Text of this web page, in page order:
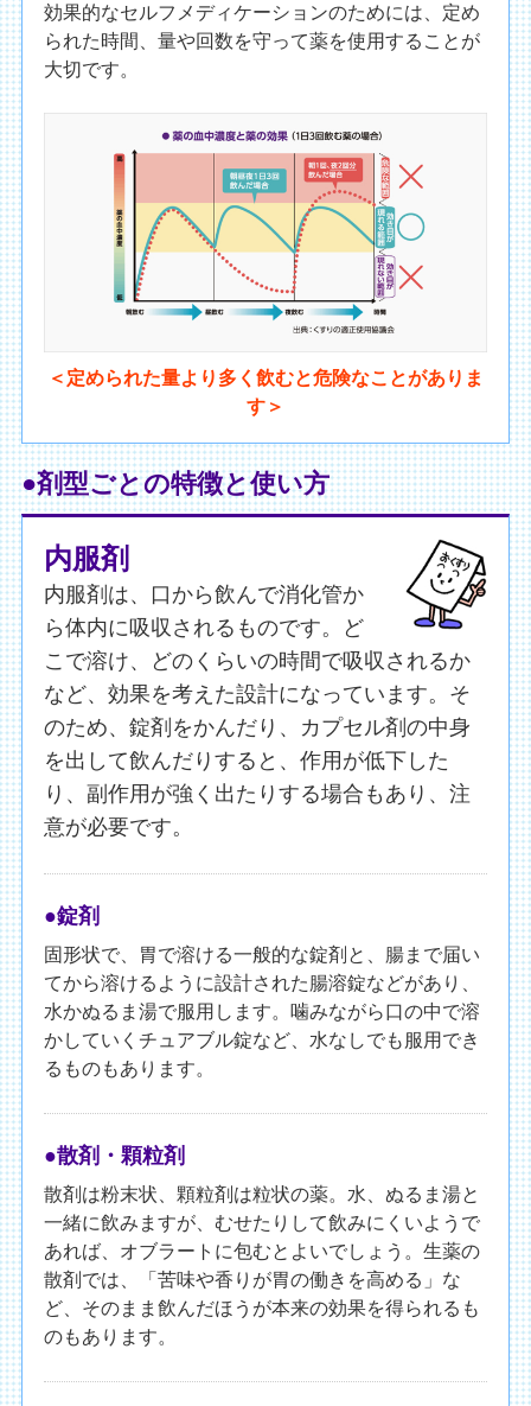
効果的なセルフメディケーションのためには、定め
られた時間、量や回数を守って薬を使用することが
大切です。
＜定められた量より多く飲むと危険なことがありま
す＞
●剤型ごとの特徴と使い方
内服剤
内服剤は、口から飲んで消化管か
ら体内に吸収されるものです。ど
こで溶け、どのくらいの時間で吸収されるか
など、効果を考えた設計になっています。そ
のため、錠剤をかんだり、カプセル剤の中身
を出して飲んだりすると、作用が低下した
り、副作用が強く出たりする場合もあり、注
意が必要です。
●錠剤
固形状で、胃で溶ける一般的な錠剤と、腸まで届い
てから溶けるように設計された腸溶錠などがあり、
水かぬるま湯で服用します。噛みながら口の中で溶
かしていくチュアブル錠など、水なしでも服用でき
るものもあります。
●散剤・顆粒剤
散剤は粉末状、顆粒剤は粒状の薬。水、ぬるま湯と
一緒に飲みますが、むせたりして飲みにくいようで
あれば、オブラートに包むとよいでしょう。生薬の
散剤では、「苦味や香りが胃の働きを高める」な
ど、そのまま飲んだほうが本来の効果を得られるも
のもあります。